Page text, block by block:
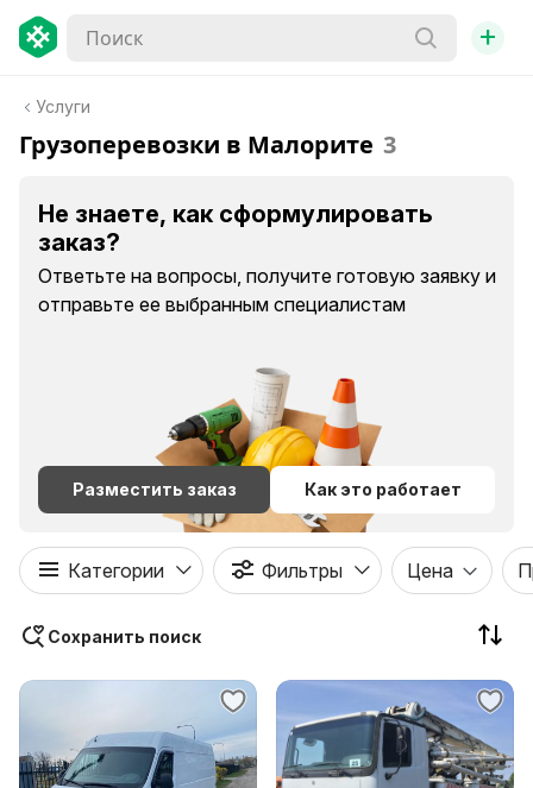
+
Услуги
Грузоперевозки в Малорите 3
Не знаете, как сформулировать
заказ?
Ответьте на вопросы, получите готовую заявку и
отправьте ее выбранным специалистам
Разместить заказ Как это работает
Категории Фильтры Цена
Сохранить поиск